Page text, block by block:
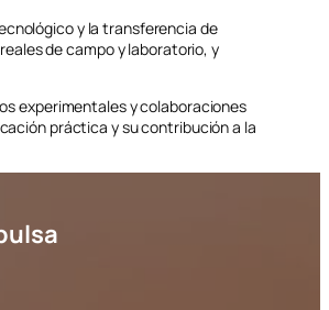
y la transferencia de
de campo y laboratorio, y
experimentales y colaboraciones
práctica y su contribución a la